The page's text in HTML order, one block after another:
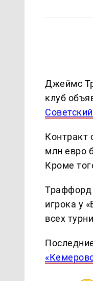
Джеймс
клуб
Контракт
млн евро
Кроме
Траффорд
игрока у
всех